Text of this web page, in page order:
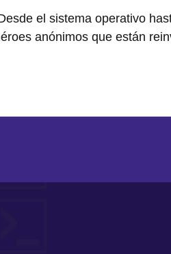
el sistema operativo
anónimos que están